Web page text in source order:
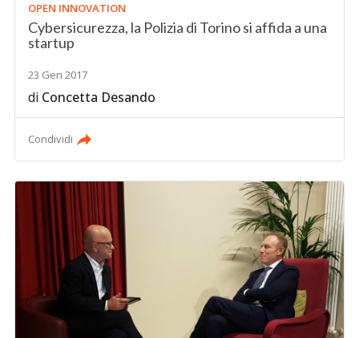
OPEN INNOVATION
Cybersicurezza, la Polizia di Torino si affida a una
startup
23 Gen 2017
di Concetta Desando
Condividi